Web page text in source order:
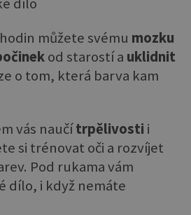
můžete svému mozku
od starostí a uklidnit
o tom, která barva kam
vás naučítrpělivosti i
si trénovat oči a rozvíjet
Pod rukama vám
dílo, i když nemáte